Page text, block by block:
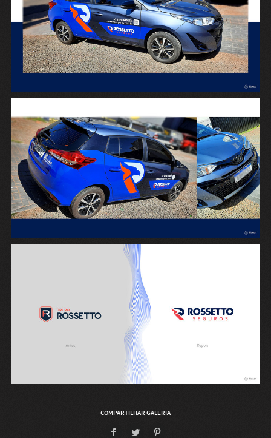
COMPARTILHAR GALERIA